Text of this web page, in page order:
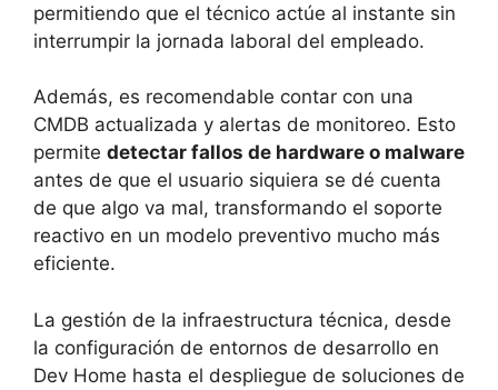
permitiendo que el técnico actúe al instante sin
interrumpir la jornada laboral del empleado.
Además, es recomendable contar con una
CMDB actualizada y alertas de monitoreo. Esto
permite detectar fallos de hardware o malware
antes de que el usuario siquiera se dé cuenta
de que algo va mal, transformando el soporte
reactivo en un modelo preventivo mucho más
eficiente.
La gestión de la infraestructura técnica, desde
la configuración de entornos de desarrollo en
Dev Home hasta el despliegue de soluciones de